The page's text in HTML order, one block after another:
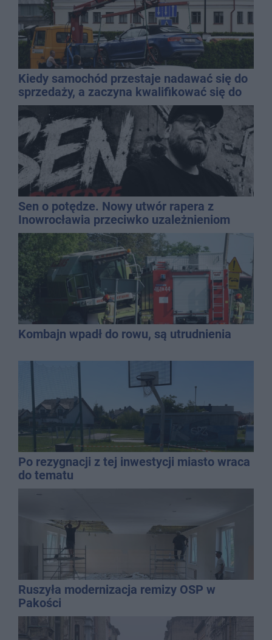
Kiedy samochód przestaje nadawać się do
sprzedaży, a zaczyna kwalifikować się do
kasacji?
Sen o potędze. Nowy utwór rapera z
Inowrocławia przeciwko uzależnieniom
Kombajn wpadł do rowu, są utrudnienia
Po rezygnacji z tej inwestycji miasto wraca
do tematu
Ruszyła modernizacja remizy OSP w
Pakości